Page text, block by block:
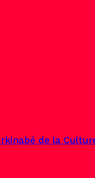
de la